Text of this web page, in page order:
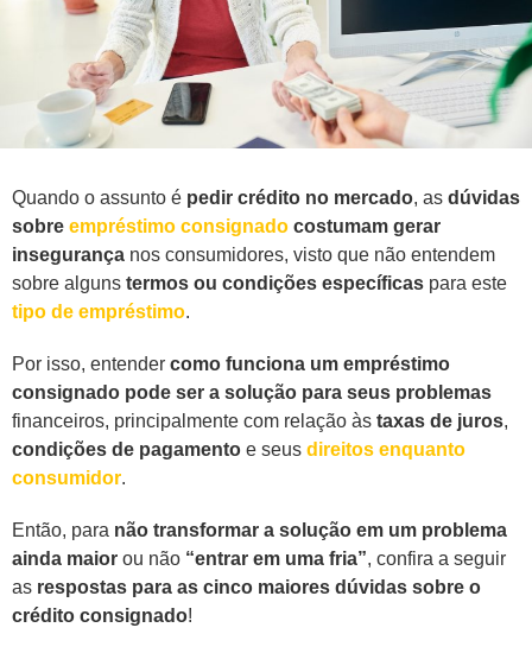
Quando o assunto é pedir crédito no mercado, as dúvidas
sobre empréstimo consignado costumam gerar
insegurança nos consumidores, visto que não entendem
sobre alguns termos ou condições específicas para este
tipo de empréstimo.
Por isso, entender como funciona um empréstimo
consignado pode ser a solução para seus problemas
financeiros, principalmente com relação às taxas de juros,
condições de pagamento e seus direitos enquanto
consumidor.
Então, para não transformar a solução em um problema
ainda maior ou não “entrar em uma fria”, confira a seguir
as respostas para as cinco maiores dúvidas sobre o
crédito consignado!